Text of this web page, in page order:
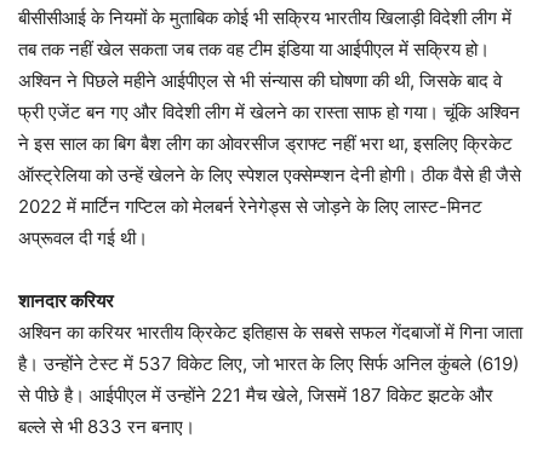
बीसीसीआई के नियमों के मुताबिक कोई भी सक्रिय भारतीय खिलाड़ी विदेशी लीग में
तब तक नहीं खेल सकता जब तक वह टीम इंडिया या आईपीएल में सक्रिय हो।
अश्विन ने पिछले महीने आईपीएल से भी संन्यास की घोषणा की थी, जिसके बाद वे
फ्री एजेंट बन गए और विदेशी लीग में खेलने का रास्ता साफ हो गया। चूंकि अश्विन
ने इस साल का बिग बैश लीग का ओवरसीज ड्राफ्ट नहीं भरा था, इसलिए क्रिकेट
ऑस्ट्रेलिया को उन्हें खेलने के लिए स्पेशल एक्सेम्प्शन देनी होगी। ठीक वैसे ही जैसे
2022 में मार्टिन गप्टिल को मेलबर्न रेनेगेड्स से जोड़ने के लिए लास्ट-मिनट
अप्रूवल दी गई थी।
शानदार करियर
अश्विन का करियर भारतीय क्रिकेट इतिहास के सबसे सफल गेंदबाजों में गिना जाता
है। उन्होंने टेस्ट में 537 विकेट लिए, जो भारत के लिए सिर्फ अनिल कुंबले (619)
से पीछे है। आईपीएल में उन्होंने 221 मैच खेले, जिसमें 187 विकेट झटके और
बल्ले से भी 833 रन बनाए।